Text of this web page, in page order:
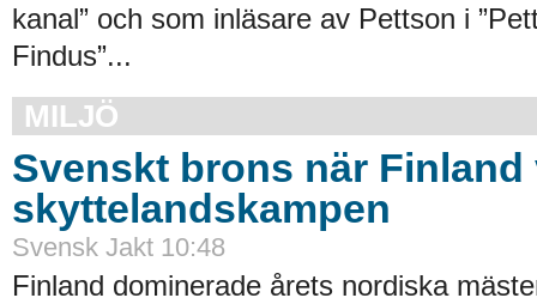
kanal” och som inläsare av Pettson i
Findus”...
MILJÖ
Svenskt brons när Finland
skyttelandskampen
Svensk Jakt 10:48
Finland dominerade årets nordiska